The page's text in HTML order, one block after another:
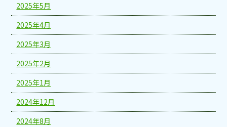
2025年5月
2025年4月
2025年3月
2025年2月
2025年1月
2024年12月
2024年8月